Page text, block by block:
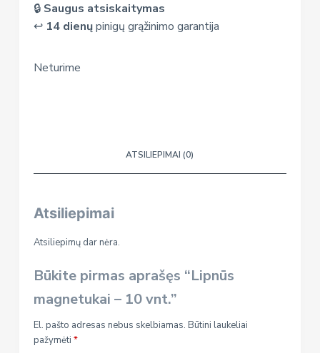
🔒 Saugus atsiskaitymas
↩️ 14 dienųpinigų grąžinimo garantija
Neturime
ATSILIEPIMAI (0)
Atsiliepimai
Atsiliepimų dar nėra.
Būkite pirmas aprašęs “Lipnūs
magnetukai – 10 vnt.”
El. pašto adresas nebus skelbiamas. Būtini laukeliai
pažymėti *